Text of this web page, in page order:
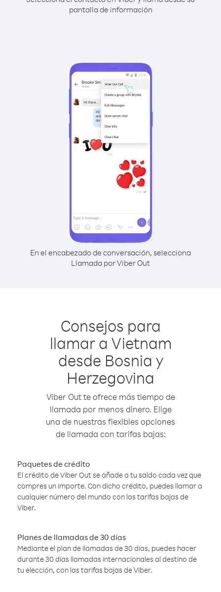
pantalla de información
En el encabezado de conversación, selecciona
Llamada por Viber Out
Consejos para
llamar a Vietnam
desde Bosnia y
Herzegovina
Viber Out te ofrece más tiempo de
llamada por menos dinero. Elige
una de nuestras flexibles opciones
de llamada con tarifas bajas:
Paquetes de crédito
El crédito de Viber Out se añade a tu saldo cada vez que
compres un importe. Con dicho crédito, puedes llamar a
cualquier número del mundo con las tarifas bajas de
Viber.
Planes de llamadas de 30 días
Mediante el plan de llamadas de 30 días, puedes hacer
durante 30 días llamadas internacionales al destino de
tu elección, con las tarifas bajas de Viber.